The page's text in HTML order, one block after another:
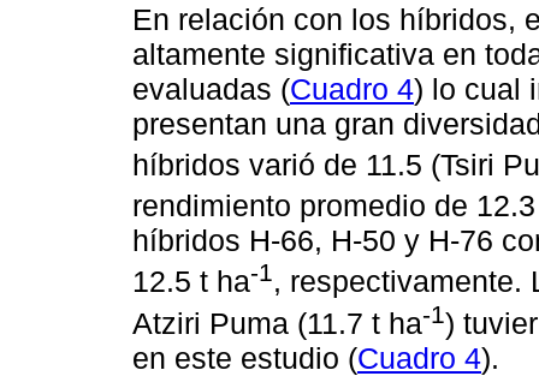
En relación con los híbridos,
altamente significativa en
evaluadas (Cuadro 4) lo cual
presentan una gran
híbridos varió de 11.5 (Tsiri
rendimiento promedio de
híbridos H-66, H-50 y H-76
12.5 t ha-1, respectivamente.
Atziri Puma (11.7 t ha-1)
en este estudio (Cuadro 4).